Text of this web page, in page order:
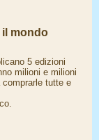
il mondo
5 edizioni
milioni e milioni
tutte e